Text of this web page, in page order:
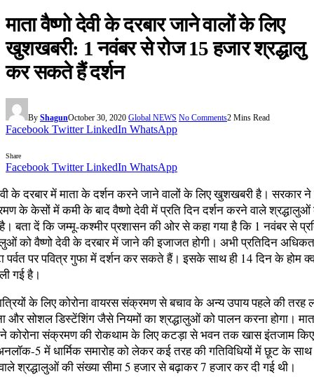
माता वैष्णो देवी के दरबार जाने वालों के लिए
खुशखबरी: 1 नवंबर से रोज 15 हजार श्रद्धालु
कर सकते हैं दर्शन
By ShagunOctober 30, 2020 Global NEWS No Comments2 Mins Read
Facebook Twitter LinkedIn WhatsApp
Share
Facebook Twitter LinkedIn WhatsApp
के दरबार में माता के दर्शन करने जाने वालों के लिए खुशखबरी है। सरकार ने
के केसों में कमी के बाद वैष्णो देवी में प्रति दिन दर्शन करने वाले
है। बता दें कि जम्मू-कश्मीर प्रशासन की ओर से कहा गया है कि 1 नवंबर से
को वैष्णो देवी के दरबार में जाने की इजाजत होगी। अभी प्रतिदिन
पर्वत पर पवित्र गुफा में दर्शन कर सकते हैं। इसके साथ ही 14 दिन के होम
गई है।
के लिए कोरोना वायरस संक्रमण से बचाव के अन्य उपाय पहले की तरह
और सोशल डिस्टेंशिंग जैसे नियमों का श्रद्धालुओं को पालन करना होगा।
ने कोरोना संक्रमण की रोकथाम के लिए कटड़ा से भवन तक खास इंतजाम
5 में धार्मिक समारोह को लेकर कई तरह की गतिविधियों में छूट के साथ
श्रद्धालुओं की संख्या सीमा 5 हजार से बढ़ाकर 7 हजार कर दी गई थी।